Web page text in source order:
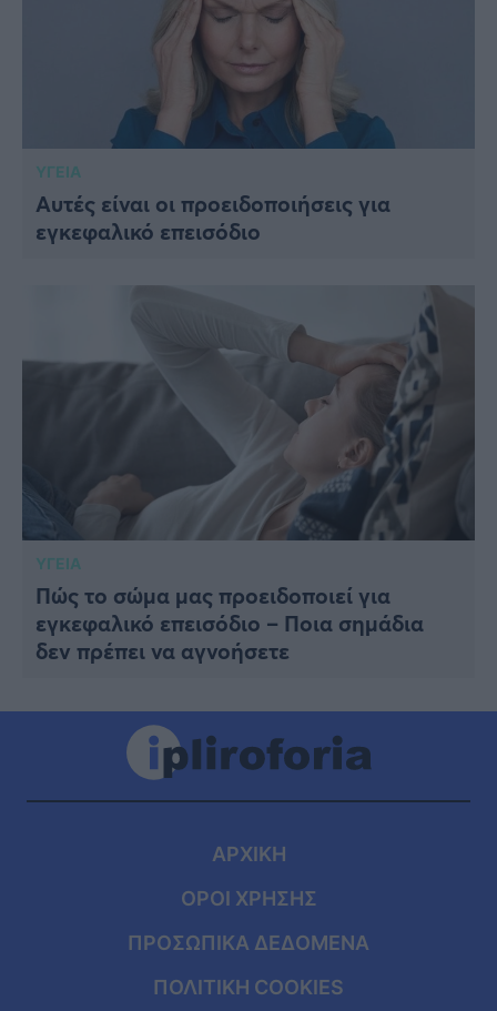
ΥΓΕΙΑ
Αυτές είναι οι προειδοποιήσεις για
εγκεφαλικό επεισόδιο
ΥΓΕΙΑ
Πώς το σώμα μας προειδοποιεί για
εγκεφαλικό επεισόδιο – Ποια σημάδια
δεν πρέπει να αγνοήσετε
ΑΡΧΙΚΗ
ΟΡΟΙ ΧΡΗΣΗΣ
ΠΡΟΣΩΠΙΚΑ ΔΕΔΟΜΕΝΑ
ΠΟΛΙΤΙΚΗ COOKIES